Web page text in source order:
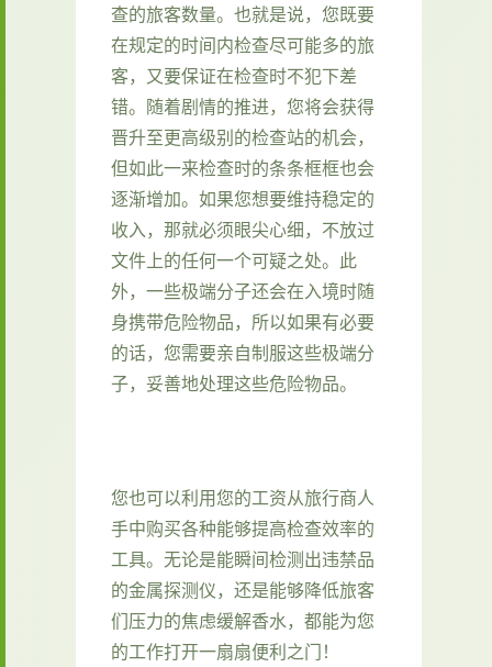
查的旅客数量。也就是说，您既要
在规定的时间内检查尽可能多的旅
客，又要保证在检查时不犯下差
错。随着剧情的推进，您将会获得
晋升至更高级别的检查站的机会，
但如此一来检查时的条条框框也会
逐渐增加。如果您想要维持稳定的
收入，那就必须眼尖心细，不放过
文件上的任何一个可疑之处。此
外，一些极端分子还会在入境时随
身携带危险物品，所以如果有必要
的话，您需要亲自制服这些极端分
子，妥善地处理这些危险物品。
您也可以利用您的工资从旅行商人
手中购买各种能够提高检查效率的
工具。无论是能瞬间检测出违禁品
的金属探测仪，还是能够降低旅客
们压力的焦虑缓解香水，都能为您
的工作打开一扇扇便利之门！